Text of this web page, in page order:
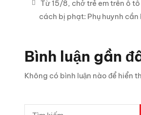
Từ 15/8, chở trẻ em trên ô
cách bị phạt: Phụ huynh cần
Bình luận gần
Không có bình luận nào để hiển